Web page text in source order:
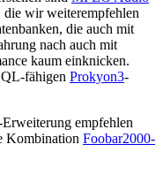
die wir weiterempfehlen
die auch mit
nach auch mit
kaum einknicken.
fähigen Prokyon3-
empfehlen
Kombination Foobar2000-